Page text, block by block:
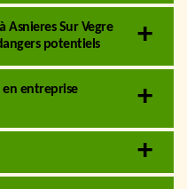
Asnieres Sur Vegre
potentiels
en entreprise